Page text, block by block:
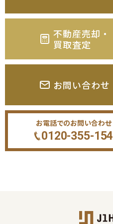
不動産売却・
買取査定
お問い合わせ
お電話でのお問い合わせ
0120-355-154